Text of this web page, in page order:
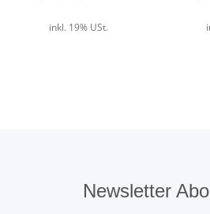
inkl. 19% USt.
Newsletter